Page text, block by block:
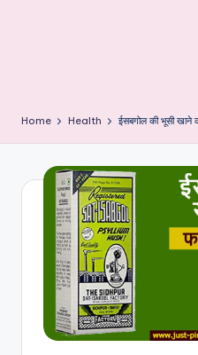
Home Health ईसबगोल की भूसी